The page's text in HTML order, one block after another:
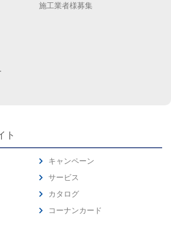
施工業者様募集
ト
キャンペーン
サービス
カタログ
コーナンカード